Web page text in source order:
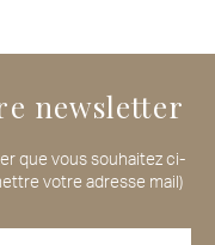
newsletter
que vous souhaitez ci-
votre adresse mail)